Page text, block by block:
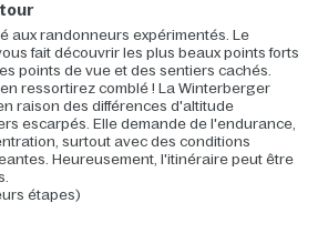
aux randonneurs expérimentés. Le
fait découvrir les plus beaux points forts
points de vue et des sentiers cachés.
ressortirez comblé ! La Winterberger
raison des différences d'altitude
escarpés. Elle demande de l'endurance,
surtout avec des conditions
Heureusement, l'itinéraire peut être
étapes)